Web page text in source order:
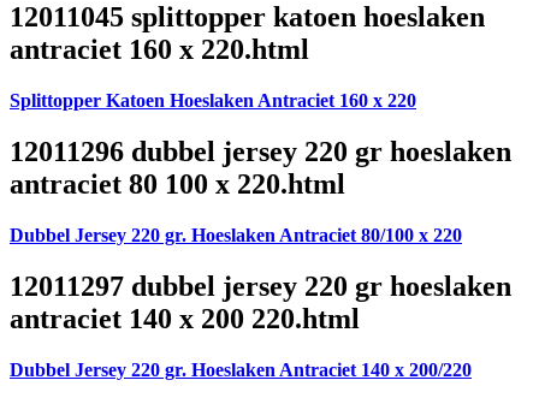
12011045 splittopper katoen hoeslaken
antraciet 160 x 220.html
Splittopper Katoen Hoeslaken Antraciet 160 x 220
12011296 dubbel jersey 220 gr hoeslaken
antraciet 80 100 x 220.html
Dubbel Jersey 220 gr. Hoeslaken Antraciet 80/100 x 220
12011297 dubbel jersey 220 gr hoeslaken
antraciet 140 x 200 220.html
Dubbel Jersey 220 gr. Hoeslaken Antraciet 140 x 200/220